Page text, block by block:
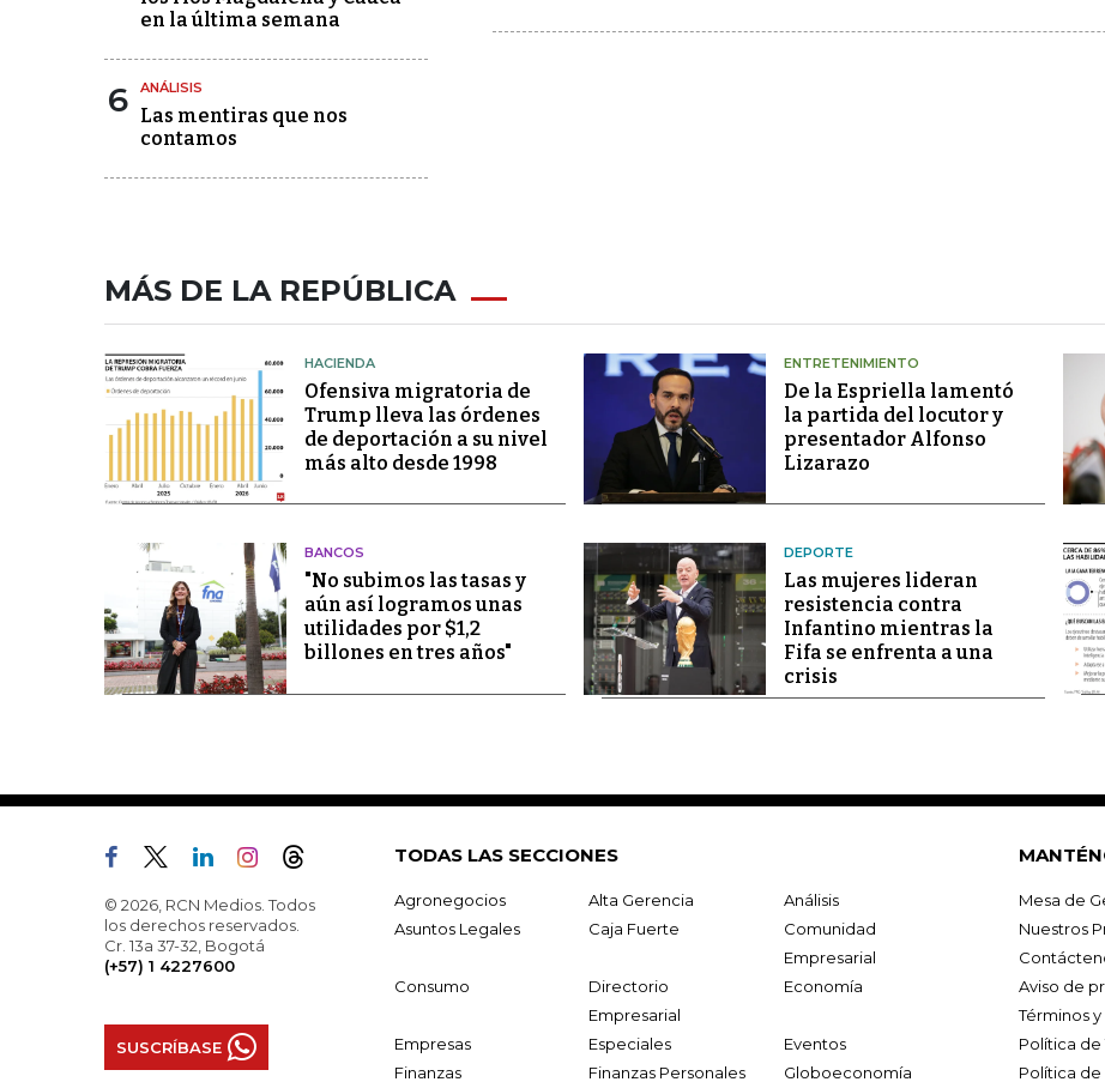
en la última semana
6 ANÁLISIS
Las mentiras que nos
contamos
MÁS DE LA REPÚBLICA
HACIENDA
Ofensiva migratoria de
Trump lleva las órdenes
de deportación a su nivel
más alto desde 1998
ENTRETENIMIENTO
De la Espriella lamentó
la partida del locutor y
presentador Alfonso
Lizarazo
BANCOS
"No subimos las tasas y
aún así logramos unas
utilidades por $1,2
billones en tres años"
DEPORTE
Las mujeres lideran
resistencia contra
Infantino mientras la
Fifa se enfrenta a una
crisis
© 2026, RCN Medios. Todos
los derechos reservados.
Cr. 13a 37-32, Bogotá
(+57) 1 4227600
SUSCRÍBASE
TODAS LAS SECCIONES
Agronegocios Alta Gerencia
Análisis
Asuntos Legales
Caja Fuerte
Comunidad
Empresarial
Consumo
Directorio
Empresarial
Economía
Empresas Especiales
Eventos
Finanzas
Finanzas Personales Globoeconomía
Mesa de
Nuestros
Aviso de
Términos
Política
Política